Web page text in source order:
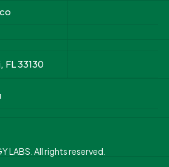
FL 33130
LABS. All rights reserved.